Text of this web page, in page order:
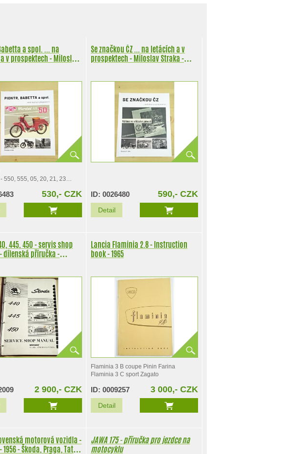
a spol. ... na
v prospektech - Miloslav
550, 555, 05, 20, 21, 23
S 125
- Roadster, Cross,…
530,- CZK
Se značkou ČZ ... na letácích a v
prospektech - Miloslav Straka -
ID: 0026480 590,- CZK
Detail
445, 450 - servis shop
dílenská příručka -
2 900,- CZK
Lancia Flaminia 2.8 - Instruction
book - 1965
Flaminia 3 B coupe Pinin Farina
Flaminia 3 C sport Zagato
ID: 0009257 3 000,- CZK
Detail
motorová vozidla -
- Škoda, Praga, Tatra,
JAWA 175 - příručka pro jezdce na
motocyklu